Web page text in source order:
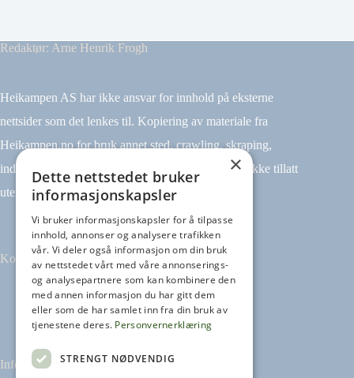
Redaktør: Arne Henrik Frogh
Heikampen AS har ikke ansvar for innhold på eksterne
nettsider som det lenkes til. Kopiering av materiale fra
Heikampen.no for bruk annet sted, crawling, skraping,
indeksering (for eksempel tekst og datamining) er ikke tillatt
uten avtale.
Kontakt
Tilbakemeldinger
kontakt@heikampen.no
Informasjon
×
Dette nettstedet bruker
informasjonskapsler
Vi bruker informasjonskapsler for å tilpasse
innhold, annonser og analysere trafikken
vår. Vi deler også informasjon om din bruk
av nettstedet vårt med våre annonserings-
og analysepartnere som kan kombinere den
med annen informasjon du har gitt dem
eller som de har samlet inn fra din bruk av
tjenestene deres. Personvernerklæring
STRENGT NØDVENDIG